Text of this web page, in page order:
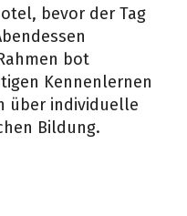
bevor der Tag
bot
Kennenlernen
über individuelle
Bildung.